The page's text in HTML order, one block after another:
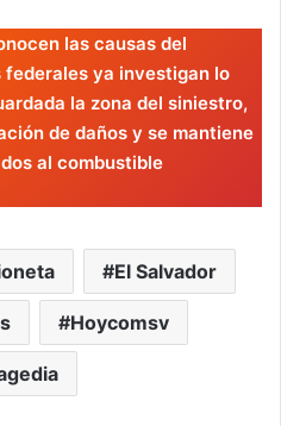
las causas del
ya investigan lo
la zona del siniestro,
de daños y se mantiene
al combustible
El Salvador
Hoycomsv